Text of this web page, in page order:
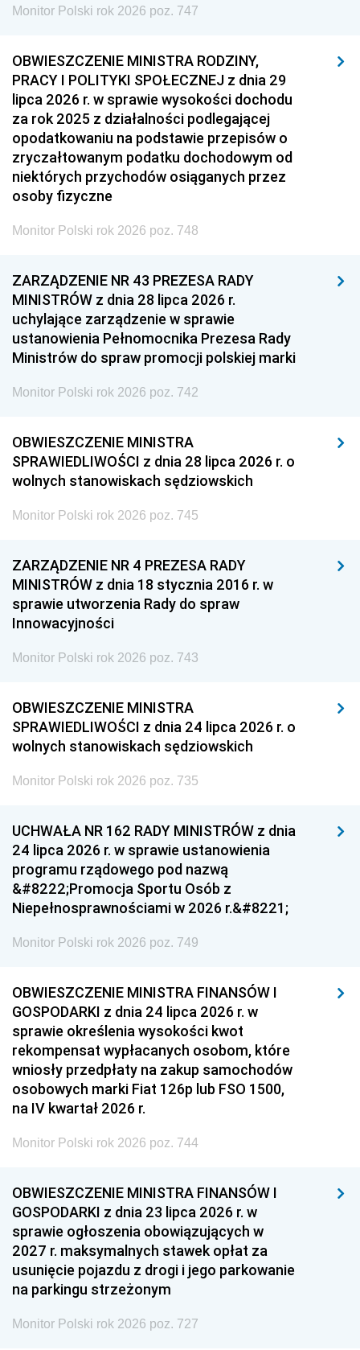
Monitor Polski rok 2026 poz. 747
OBWIESZCZENIE MINISTRA RODZINY,
PRACY I POLITYKI SPOŁECZNEJ z dnia 29
lipca 2026 r. w sprawie wysokości dochodu
za rok 2025 z działalności podlegającej
opodatkowaniu na podstawie przepisów o
zryczałtowanym podatku dochodowym od
niektórych przychodów osiąganych przez
osoby fizyczne
Monitor Polski rok 2026 poz. 748
ZARZĄDZENIE NR 43 PREZESA RADY
MINISTRÓW z dnia 28 lipca 2026 r.
uchylające zarządzenie w sprawie
ustanowienia Pełnomocnika Prezesa Rady
Ministrów do spraw promocji polskiej marki
Monitor Polski rok 2026 poz. 742
OBWIESZCZENIE MINISTRA
SPRAWIEDLIWOŚCI z dnia 28 lipca 2026 r. o
wolnych stanowiskach sędziowskich
Monitor Polski rok 2026 poz. 745
ZARZĄDZENIE NR 4 PREZESA RADY
MINISTRÓW z dnia 18 stycznia 2016 r. w
sprawie utworzenia Rady do spraw
Innowacyjności
Monitor Polski rok 2026 poz. 743
OBWIESZCZENIE MINISTRA
SPRAWIEDLIWOŚCI z dnia 24 lipca 2026 r. o
wolnych stanowiskach sędziowskich
Monitor Polski rok 2026 poz. 735
UCHWAŁA NR 162 RADY MINISTRÓW z dnia
24 lipca 2026 r. w sprawie ustanowienia
programu rządowego pod nazwą
&#8222;Promocja Sportu Osób z
Niepełnosprawnościami w 2026 r.&#8221;
Monitor Polski rok 2026 poz. 749
OBWIESZCZENIE MINISTRA FINANSÓW I
GOSPODARKI z dnia 24 lipca 2026 r. w
sprawie określenia wysokości kwot
rekompensat wypłacanych osobom, które
wniosły przedpłaty na zakup samochodów
osobowych marki Fiat 126p lub FSO 1500,
na IV kwartał 2026 r.
Monitor Polski rok 2026 poz. 744
OBWIESZCZENIE MINISTRA FINANSÓW I
GOSPODARKI z dnia 23 lipca 2026 r. w
sprawie ogłoszenia obowiązujących w
2027 r. maksymalnych stawek opłat za
usunięcie pojazdu z drogi i jego parkowanie
na parkingu strzeżonym
Monitor Polski rok 2026 poz. 727